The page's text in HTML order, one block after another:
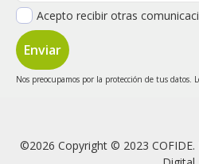
Acepto recibir otras
Nos preocupamos por la protección de tus datos.
©2026 Copyright © 2023